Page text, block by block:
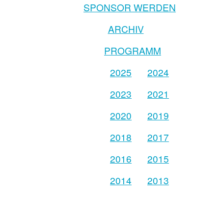
SPONSOR WERDEN
ARCHIV
PROGRAMM
2025
2024
2023
2021
2020
2019
2018
2017
2016
2015
2014
2013